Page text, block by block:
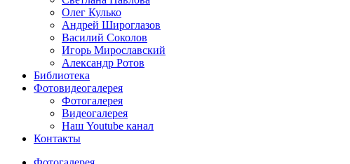
Олег Кулько
Андрей Широглазов
Василий Соколов
Игорь Мирославский
Александр Ротов
Библиотека
Фотовидеогалерея
Фотогалерея
Видеогалерея
Наш Youtube канал
Контакты